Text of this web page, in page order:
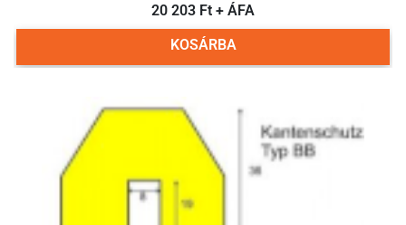
20 203 Ft + ÁFA
KOSÁRBA